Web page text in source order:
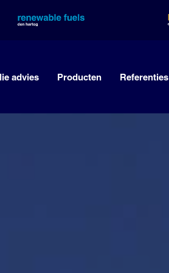
advies Producten Referenties